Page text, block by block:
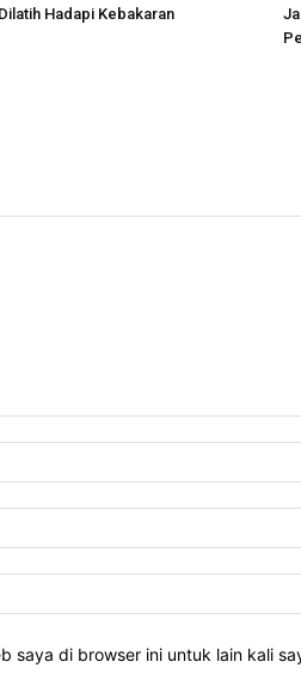
Dilatih Hadapi Kebakaran
saya di browser ini untuk lain kali